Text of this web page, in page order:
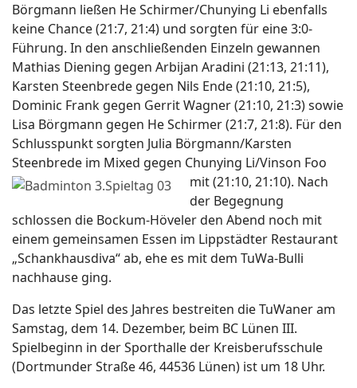
Börgmann ließen He Schirmer/Chunying Li ebenfalls
keine Chance (21:7, 21:4) und sorgten für eine 3:0-
Führung. In den anschließenden Einzeln gewannen
Mathias Diening gegen Arbijan Aradini (21:13, 21:11),
Karsten Steenbrede gegen Nils Ende (21:10, 21:5),
Dominic Frank gegen Gerrit Wagner (21:10, 21:3) sowie
Lisa Börgmann gegen He Schirmer (21:7, 21:8). Für den
Schlusspunkt sorgten Julia Börgmann/Karsten
Steenbrede im Mixed gegen Chunying Li/Vinson Foo
mit (21:10, 21:10). Nach
der Begegnung
schlossen die Bockum-Höveler den Abend noch mit
einem gemeinsamen Essen im Lippstädter Restaurant
„Schankhausdiva“ ab, ehe es mit dem TuWa-Bulli
nachhause ging.
Das letzte Spiel des Jahres bestreiten die TuWaner am
Samstag, dem 14. Dezember, beim BC Lünen III.
Spielbeginn in der Sporthalle der Kreisberufsschule
(Dortmunder Straße 46, 44536 Lünen) ist um 18 Uhr.